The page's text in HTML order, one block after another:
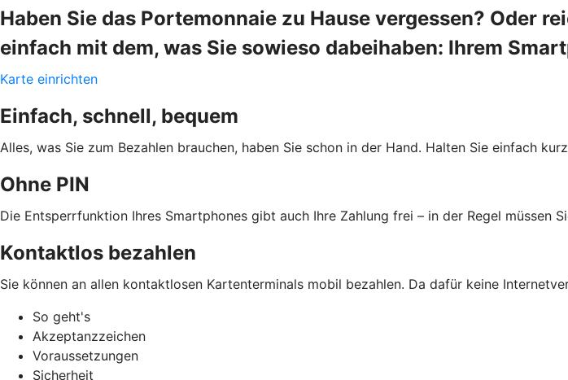
Haben Sie das Portemonnaie zu Hause vergessen? Oder
einfach mit dem, was Sie sowieso dabeihaben: Ihrem
Karte einrichten
Einfach, schnell, bequem
Alles, was Sie zum Bezahlen brauchen, haben Sie schon in der Hand. Halten Sie einfach
Ohne PIN
Die Entsperrfunktion Ihres Smartphones gibt auch Ihre Zahlung frei – in der Regel müssen
Kontaktlos bezahlen
Sie können an allen kontaktlosen Kartenterminals mobil bezahlen. Da dafür keine
So geht's
Akzeptanzzeichen
Voraussetzungen
Sicherheit